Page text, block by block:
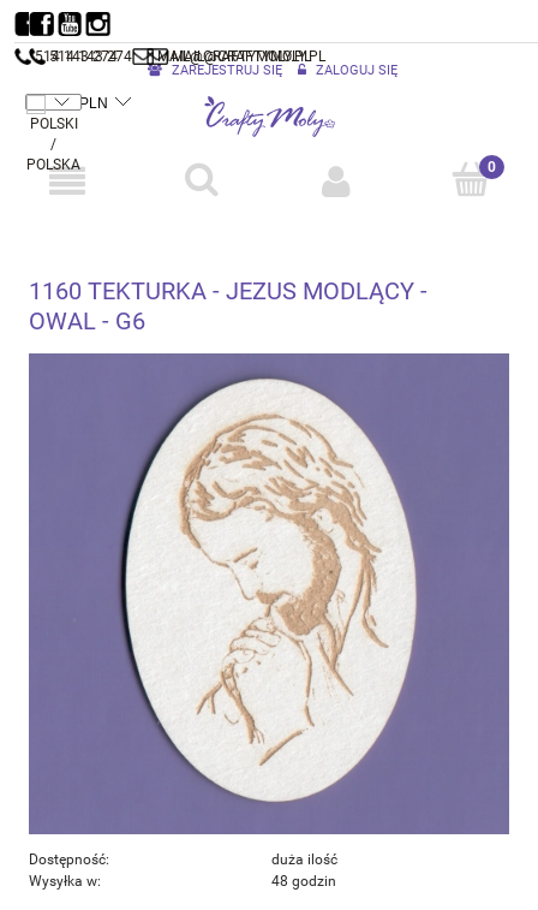
514 143 274 MAIL@CRAFTYMOLY.PL
ZAREJESTRUJ SIĘ ZALOGUJ SIĘ
514 143 274 MAIL@CRAFTYMOLY.PL
1160 TEKTURKA - JEZUS MODLĄCY -
OWAL - G6
Dostępność:
duża ilość
Wysyłka w:
48 godzin